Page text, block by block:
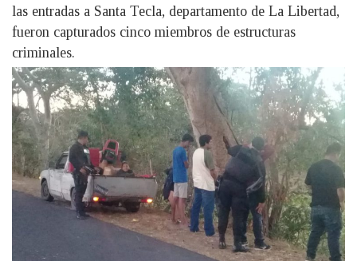
las entradas a Santa Tecla, departamento de La Libertad,
fueron capturados cinco miembros de estructuras
criminales.